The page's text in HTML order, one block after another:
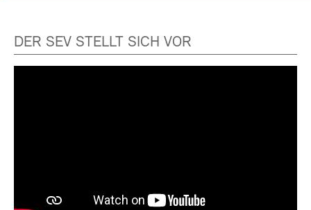
DER SEV STELLT SICH VOR